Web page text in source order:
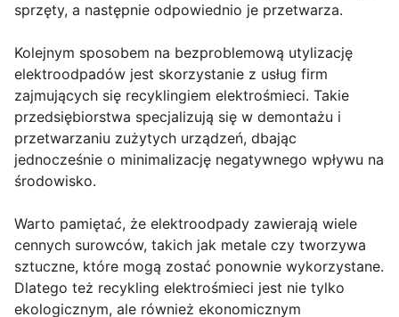
sprzęty, a następnie odpowiednio je przetwarza.
Kolejnym sposobem na bezproblemową utylizację
elektroodpadów jest skorzystanie z usług firm
zajmujących się recyklingiem elektrośmieci. Takie
przedsiębiorstwa specjalizują się w demontażu i
przetwarzaniu zużytych urządzeń, dbając
jednocześnie o minimalizację negatywnego wpływu na
środowisko.
Warto pamiętać, że elektroodpady zawierają wiele
cennych surowców, takich jak metale czy tworzywa
sztuczne, które mogą zostać ponownie wykorzystane.
Dlatego też recykling elektrośmieci jest nie tylko
ekologicznym, ale również ekonomicznym